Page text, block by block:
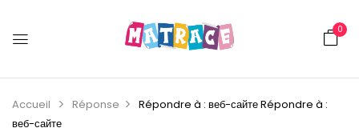
0
Accueil Réponse Répondre à : веб-сайтеRépondre à :
веб-сайте